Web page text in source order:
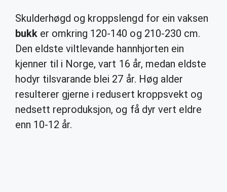
Skulderhøgd og kroppslengd for ein vaksen
bukk er omkring 120-140 og 210-230 cm.
Den eldste viltlevande hannhjorten ein
kjenner til i Norge, vart 16 år, medan eldste
hodyr tilsvarande blei 27 år. Høg alder
resulterer gjerne i redusert kroppsvekt og
nedsett reproduksjon, og få dyr vert eldre
enn 10-12 år.